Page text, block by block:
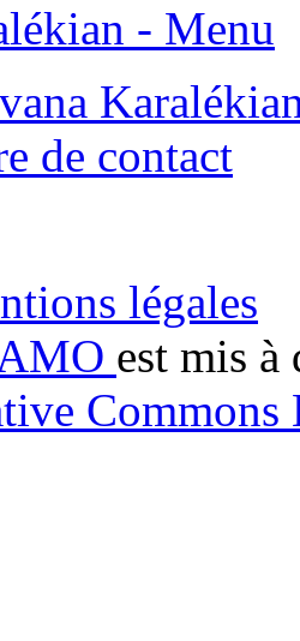
- Menu
de contact
légales
est mis à